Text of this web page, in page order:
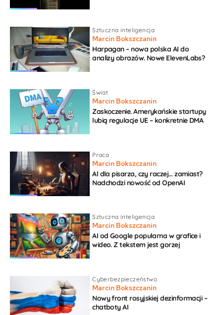
Sztuczna inteligencja
Marcin Bokszczanin
Harpagan – nowa polska AI do
analizy obrazów. Nowe ElevenLabs?
Świat
Marcin Bokszczanin
Zaskoczenie. Amerykańskie startupy
lubią regulacje UE – konkretnie DMA
Praca
Marcin Bokszczanin
AI dla pisarza, czy raczej… zamiast?
Nadchodzi nowość od OpenAI
Sztuczna inteligencja
Marcin Bokszczanin
AI od Google popularna w grafice i
wideo. Z tekstem jest gorzej
Cyberbezpieczeństwo
Marcin Bokszczanin
Nowy front rosyjskiej dezinformacji –
chatboty AI